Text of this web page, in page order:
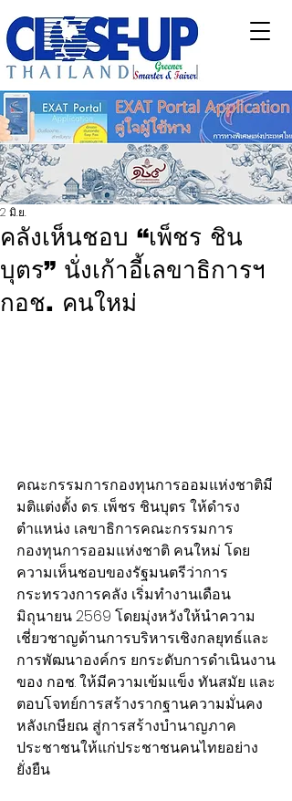
คลังเห็นชอบ “เพ็ชร ชิน
บุตร” นั่งเก้าอี้เลขาธิการฯ
กอช. คนใหม่
2 มิ.ย.
คณะกรรมการกองทุนการออมแห่งชาติมี
มติแต่งตั้ง ดร. เพ็ชร ชินบุตร ให้ดำรง
ตำแหน่ง เลขาธิการคณะกรรมการ
กองทุนการออมแห่งชาติ คนใหม่ โดย
ความเห็นชอบของรัฐมนตรีว่าการ
กระทรวงการคลัง เริ่มทำงานเดือน
มิถุนายน 2569 โดยมุ่งหวังให้นำความ
เชี่ยวชาญด้านการบริหารเชิงกลยุทธ์และ
การพัฒนาองค์กร ยกระดับการดำเนินงาน
ของ กอช. ให้มีความเข้มแข็ง ทันสมัย และ
ตอบโจทย์การสร้างรากฐานความมั่นคง
หลังเกษียณ สู่การสร้างบำนาญภาค
ประชาชนให้แก่ประชาชนคนไทยอย่าง
ยั่งยืน